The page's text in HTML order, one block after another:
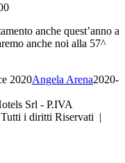
anche quest’anno a
anche noi alla 57^
2020Angela Arena2020-
Srl - P.IVA
i diritti Riservati |